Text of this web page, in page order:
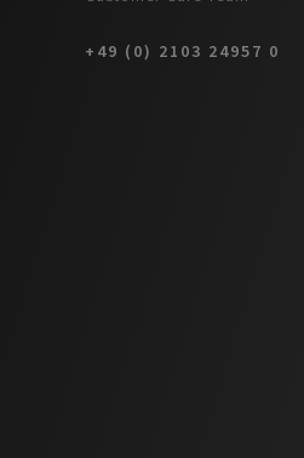
+49 (0) 2103 24957 0